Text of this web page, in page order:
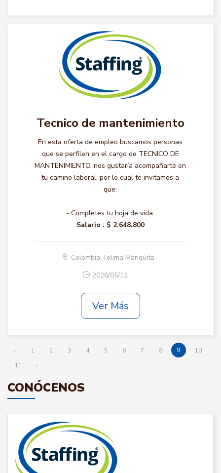
Tecnico de mantenimiento
En esta oferta de empleo buscamos personas
que se perfilen en el cargo de TECNICO DE
MANTENIMIENTO, nos gustaría acompañarte en
tu camino laboral, por lo cual te invitamos a
que:
- Completes tu hoja de vida.
Salario : $ 2.648.800
Colombia Tolima Mariquita
2026/05/12
Ver Más
‹ 1 2 3 4 5 6 7 8 9
10
11
›
CONÓCENOS